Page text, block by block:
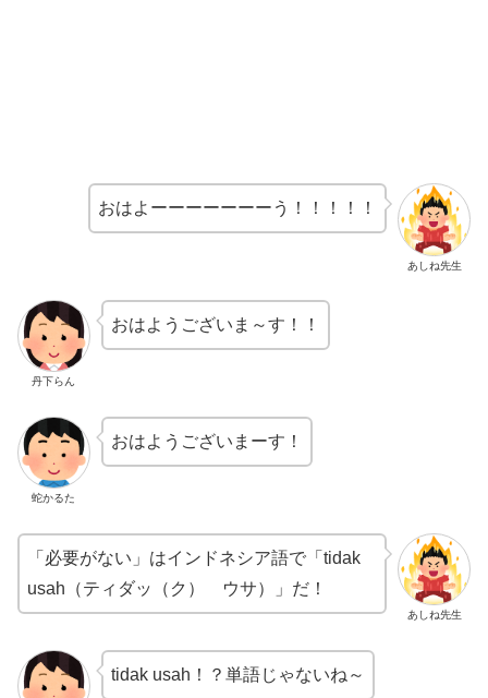
あしね先生
おはよーーーーーーーう！！！！！
丹下らん
おはようございま～す！！
蛇かるた
おはようございまーす！
あしね先生
「必要がない」はインドネシア語で「tidak
usah（ティダッ（ク） ウサ）」だ！
tidak usah！？単語じゃないね～